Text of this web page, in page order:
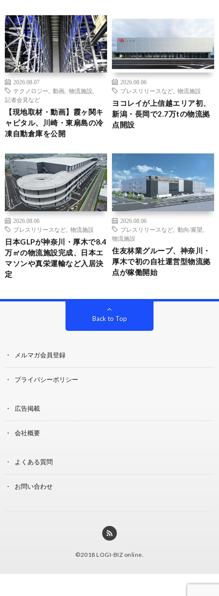
2026.08.07
テクノロジー
動画 物流施設
記者会見など
【現地取材・動画】霞ヶ関キ
ャピタル、川崎・東扇島の冷
凍自動倉庫を公開
2026.08.06
プレスリリースなど
物流施設
ヨコレイが上信越エリア初、
新潟・長岡で2.7万tの物流拠
点開設
2026.08.06
プレスリリースなど
物流施設
日本GLPが神奈川・厚木で8.4
万㎡の物流施設完成、日本エ
マソンや真栄運輸など入居決
定
2026.08.06
プレスリリースなど
動向/展望
物流施設
住友林業グループ、神奈川・
厚木で初の自社運営型物流拠
点が稼働開始
Back to Top
メルマガ会員登録
プライバシーポリシー
広告掲載
会社概要
よくある質問
お問い合わせ
©2018 LOGI-BIZ online